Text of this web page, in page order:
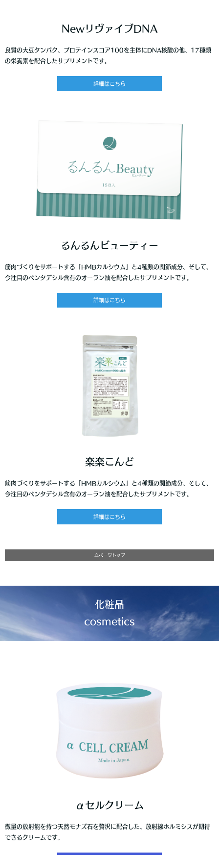
NewリヴァイブDNA
良質の大豆タンパク、プロテインスコア100を主体にDNA核酸の他、17種類
の栄養素を配合したサプリメントです。
詳細はこちら
るんるんビューティー
筋肉づくりをサポートする「HMBカルシウム」と4種類の関節成分、そして、
今注目のペンタデシル含有のオーラン油を配合したサプリメントです。
詳細はこちら
楽楽こんど
筋肉づくりをサポートする「HMBカルシウム」と4種類の関節成分、そして、
今注目のペンタデシル含有のオーラン油を配合したサプリメントです。
詳細はこちら
△ページトップ
化粧品
cosmetics
αセルクリーム
微量の放射能を持つ天然モナズ石を贅沢に配合した、放射線ホルミシスが期待
できるクリームです。